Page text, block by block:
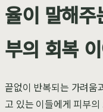
율이 말해
부의 회복
끝없이 반복되는 가려움
고 있는 이들에게 피부